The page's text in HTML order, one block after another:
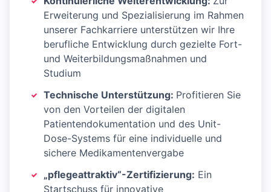
Erweiterung und Spezialisierung im Rahmen
unserer Fachkarriere unterstützen wir Ihre
berufliche Entwicklung durch gezielte Fort-
und Weiterbildungsmaßnahmen und
Studium
Technische Unterstützung: Profitieren Sie
von den Vorteilen der digitalen
Patientendokumentation und des Unit-
Dose-Systems für eine individuelle und
sichere Medikamentenvergabe
„pflegeattraktiv“-Zertifizierung: Ein
Startschuss für innovative